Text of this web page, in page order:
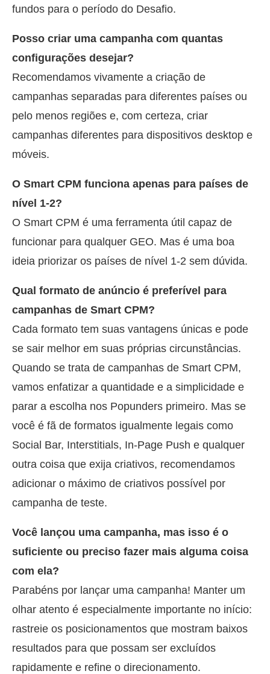
fundos para o período do Desafio.
Posso criar uma campanha com quantas
configurações desejar?
Recomendamos vivamente a criação de
campanhas separadas para diferentes países ou
pelo menos regiões e, com certeza, criar
campanhas diferentes para dispositivos desktop e
móveis.
O Smart CPM funciona apenas para países de
nível 1-2?
O Smart CPM é uma ferramenta útil capaz de
funcionar para qualquer GEO. Mas é uma boa
ideia priorizar os países de nível 1-2 sem dúvida.
Qual formato de anúncio é preferível para
campanhas de Smart CPM?
Cada formato tem suas vantagens únicas e pode
se sair melhor em suas próprias circunstâncias.
Quando se trata de campanhas de Smart CPM,
vamos enfatizar a quantidade e a simplicidade e
parar a escolha nos Popunders primeiro. Mas se
você é fã de formatos igualmente legais como
Social Bar, Interstitials, In-Page Push e qualquer
outra coisa que exija criativos, recomendamos
adicionar o máximo de criativos possível por
campanha de teste.
Você lançou uma campanha, mas isso é o
suficiente ou preciso fazer mais alguma coisa
com ela?
Parabéns por lançar uma campanha! Manter um
olhar atento é especialmente importante no início:
rastreie os posicionamentos que mostram baixos
resultados para que possam ser excluídos
rapidamente e refine o direcionamento.